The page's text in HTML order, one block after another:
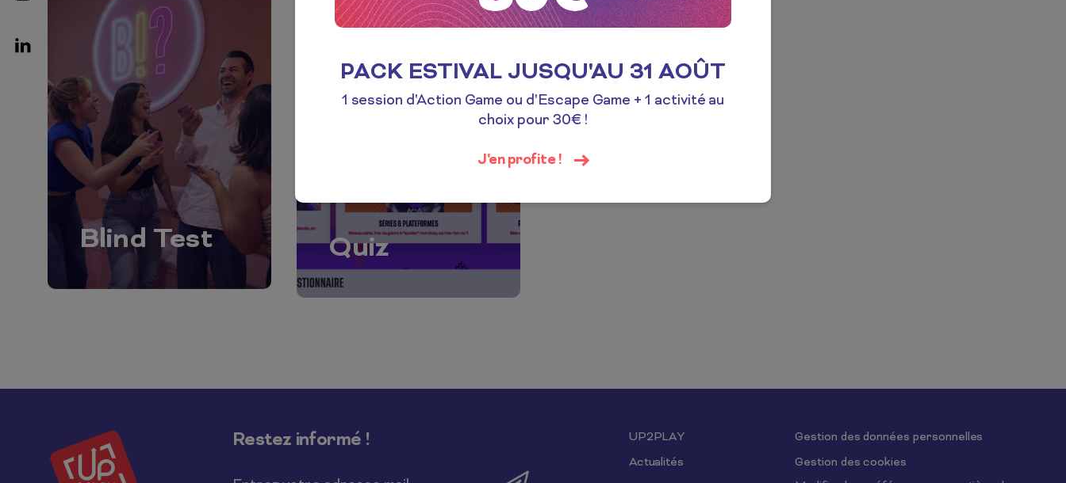
PACK ESTIVAL JUSQU'AU 31 AOÛT
1 session d'Action Game ou d'Escape Game + 1 activité au
choix pour 30€ !
J'en profite !
Blind Test Quiz
Restez informé !
UP2PLAY
Actualités
Gestion des données personnelles
Gestion des cookies
On a attendu d'être sûrs que le contenu de
ce site vous intéresse avant de vous
déranger, mais on aimerait bien vous
accompagner pendant votre visite...